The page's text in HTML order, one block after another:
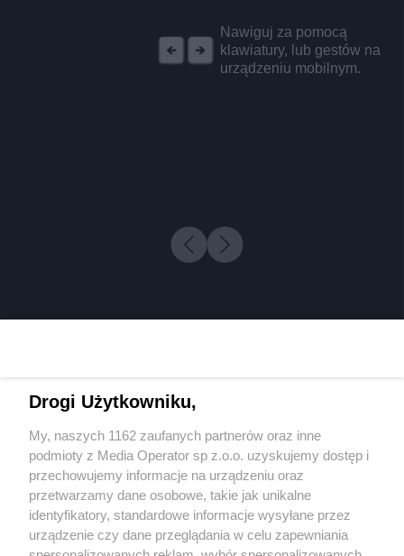
Nawiguj za pomocą
klawiatury, lub gestów na
urządzeniu mobilnym.
4 / 0
Wydawca mediów lokalnych
Drogi Użytkowniku,
My, naszych 1162 zaufanych partnerów oraz inne
podmioty z Media Operator sp z.o.o. uzyskujemy dostęp i
przechowujemy informacje na urządzeniu oraz
przetwarzamy dane osobowe, takie jak unikalne
identyfikatory, standardowe informacje wysyłane przez
urządzenie czy dane przeglądania w celu zapewniania